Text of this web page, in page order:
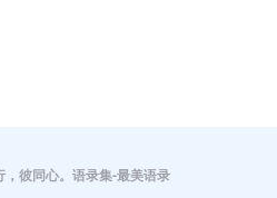
，彼同心。语录集-最美语录